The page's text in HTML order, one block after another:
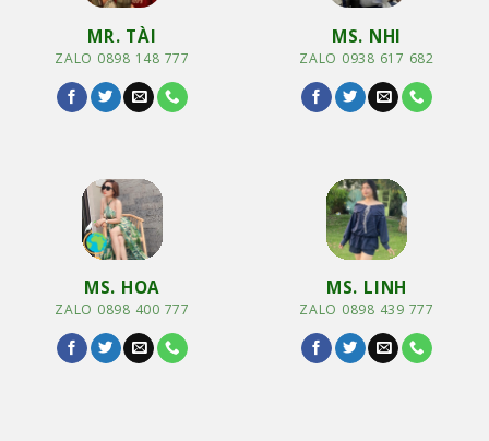
MR. TÀI
ZALO 0898 148 777
MS. NHI
ZALO 0938 617 682
MS. HOA
ZALO 0898 400 777
MS. LINH
ZALO 0898 439 777